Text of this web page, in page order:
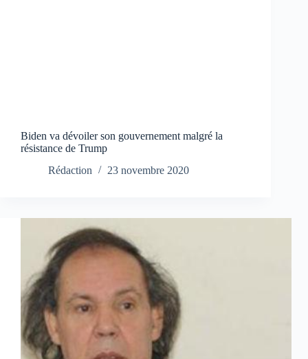
Biden va dévoiler son gouvernement malgré la
résistance de Trump
Rédaction
23 novembre 2020